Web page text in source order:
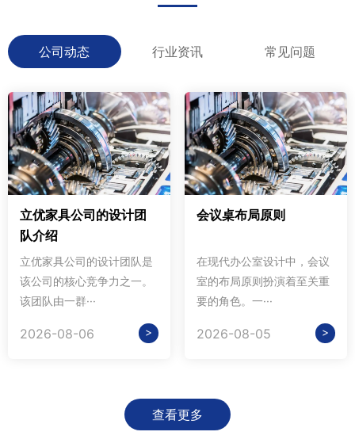
公司动态 行业资讯 常见问题
立优家具公司的设计团
队介绍
立优家具公司的设计团队是
该公司的核心竞争力之一。
该团队由一群···
2026-08-06 >
会议桌布局原则
在现代办公室设计中，会议
室的布局原则扮演着至关重
要的角色。一···
2026-08-05 >
查看更多